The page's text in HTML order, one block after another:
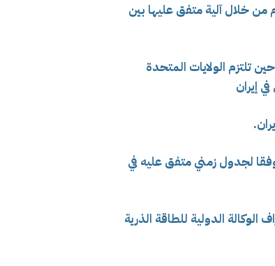
من خلال آلية متفق عليها بين
تلتزم الولايات المتحدة
إيران
لجدول زمني متفق عليه في
الدولية للطاقة الذرية